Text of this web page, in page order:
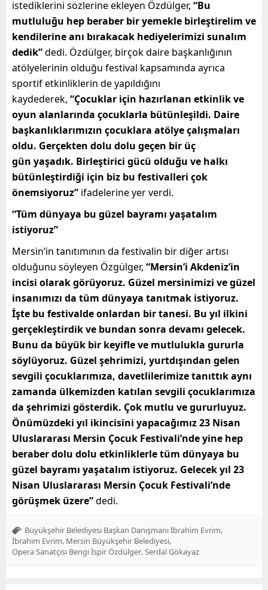
istediklerini sözlerine ekleyen Özdülger, “Bu
mutluluğu hep beraber bir yemekle birleştirelim ve
kendilerine anı bırakacak hediyelerimizi sunalım
dedik”dedi. Özdülger, birçok daire başkanlığının
atölyelerinin olduğu festival kapsamında ayrıca
sportif etkinliklerin de yapıldığını
kaydederek, “Çocuklar için hazırlanan etkinlik ve
oyun alanlarında çocuklarla bütünleşildi. Daire
başkanlıklarımızın çocuklara atölye çalışmaları
oldu. Gerçekten dolu dolu geçen bir üç
gün yaşadık. Birleştirici gücü olduğu ve halkı
bütünleştirdiği için biz bu festivalleri çok
önemsiyoruz” ifadelerine yer verdi.
“Tüm dünyaya bu güzel bayramı yaşatalım
istiyoruz”
Mersin’in tanıtımının da festivalin bir diğer artısı
olduğunu söyleyen Özgülger, “Mersin’i Akdeniz’in
incisi olarak görüyoruz. Güzel mersinimizi ve güzel
insanımızı da tüm dünyaya tanıtmak istiyoruz.
İşte bu festivalde onlardan bir tanesi. Bu yıl ilkini
gerçekleştirdik ve bundan sonra devamı gelecek.
Bunu da büyük bir keyifle ve mutlulukla gururla
söylüyoruz. Güzel şehrimizi, yurtdışından gelen
sevgili çocuklarımıza, davetlilerimize tanıttık aynı
zamanda ülkemizden katılan sevgili çocuklarımıza
da şehrimizi gösterdik. Çok mutlu ve gururluyuz.
Önümüzdeki yıl ikincisini yapacağımız 23 Nisan
Uluslararası Mersin Çocuk Festivali’nde yine hep
beraber dolu dolu etkinliklerle tüm dünyaya bu
güzel bayramı yaşatalım istiyoruz. Gelecek yıl 23
Nisan Uluslararası Mersin Çocuk Festivali’nde
görüşmek üzere”dedi.
Büyükşehir Belediyesi Başkan Danışmanı İbrahim Evrim
İbrahim Evrim Mersin Büyükşehir Belediyesi
Opera Sanatçısı Bengi İspir Özdülger Serdal Gökayaz